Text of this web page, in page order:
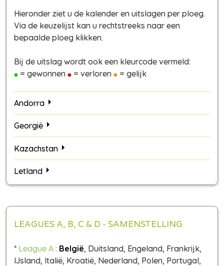
Hieronder ziet u de kalender en uitslagen per ploeg.
Via de keuzelijst kan u rechtstreeks naar een
bepaalde ploeg klikken.
Bij de uitslag wordt ook een kleurcode vermeld:
= gewonnen
= verloren = gelijk
Andorra
Georgië
Kazachstan
Letland
LEAGUES A, B, C & D - SAMENSTELLING
* League A : België, Duitsland, Engeland, Frankrijk,
IJsland, Italië, Kroatië, Nederland, Polen, Portugal,